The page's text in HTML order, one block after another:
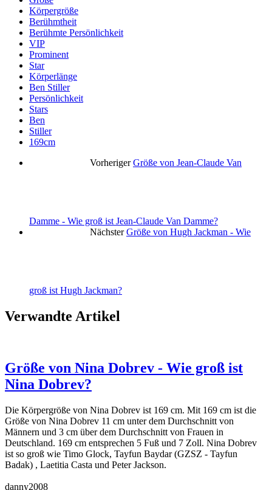
Körpergröße
Berühmtheit
Berühmte Persönlichkeit
VIP
Prominent
Star
Körperlänge
Ben Stiller
Persönlichkeit
Stars
Ben
Stiller
169cm
Vorheriger Größe von Jean-Claude Van
Damme - Wie groß ist Jean-Claude Van Damme?
Nächster Größe von Hugh Jackman - Wie
groß ist Hugh Jackman?
Verwandte Artikel
Größe von Nina Dobrev - Wie groß ist
Nina Dobrev?
Die Körpergröße von Nina Dobrev ist 169 cm. Mit 169 cm ist die
Größe von Nina Dobrev 11 cm unter dem Durchschnitt von
Männern und 3 cm über dem Durchschnitt von Frauen in
Deutschland. 169 cm entsprechen 5 Fuß und 7 Zoll. Nina Dobrev
ist so groß wie Timo Glock, Tayfun Baydar (GZSZ - Tayfun
Badak) , Laetitia Casta und Peter Jackson.
danny2008